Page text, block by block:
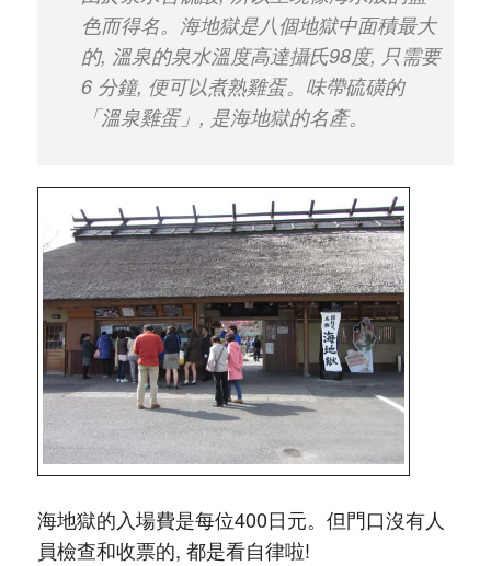
色而得名。海地獄是八個地獄中面積最大
的, 溫泉的泉水溫度高達攝氏98度, 只需要
6 分鐘, 便可以煮熟雞蛋。味帶硫磺的
「溫泉雞蛋」, 是海地獄的名產。
海地獄的入場費是每位400日元。但門口沒有人
員檢查和收票的, 都是看自律啦!